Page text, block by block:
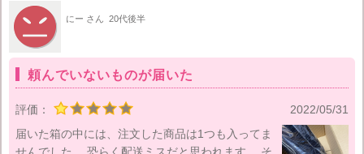
にー さん 20代後半
頼んでいないものが届いた
評価：
2022/05/31
届いた箱の中には、注文した商品は1つも入ってま
せんでした。 恐らく配送ミスだと思われます。 そ